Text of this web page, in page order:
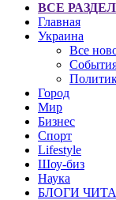
ВСЕ
Главная
Украина
Все
Город
Мир
Бизнес
Спорт
Lifestyle
Шоу-биз
Наука
БЛОГИ